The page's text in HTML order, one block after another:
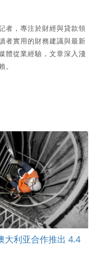
者，專注於財經與貸款領
者實用的財務建議與最新
體從業經驗，文章深入淺
。
大利亚合作推出 4.4